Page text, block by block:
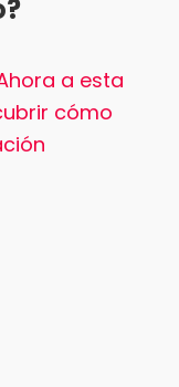
a esta
cómo